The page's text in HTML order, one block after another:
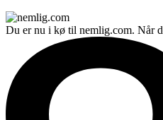
Du er nu i kø til nemlig.com. Når